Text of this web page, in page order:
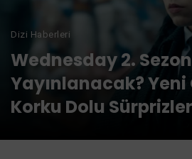
Dizi Haberleri
Wednesday 2.
Yayınlanacak?
Korku Dolu Sürprizler